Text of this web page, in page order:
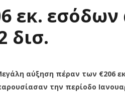
εκ.
δισ.
αύξηση πέραν των €206
την περίοδο